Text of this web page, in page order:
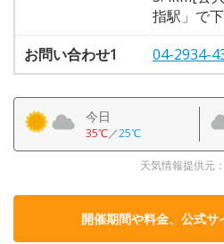
指駅」で
お問い合わせ1
04-2934-
今日
35℃／25℃
天気情報提供元
開催期間や料金、公式サ